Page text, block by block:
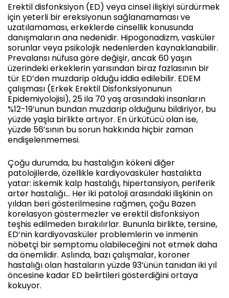
Erektil disfonksiyon (ED) veya cinsel ilişkiyi sürdürmek
için yeterli bir ereksiyonun sağlanamaması ve
uzatılamaması, erkeklerde cinsellik konusunda
danışmaların ana nedenidir. Hipogonadizm, vasküler
sorunlar veya psikolojik nedenlerden kaynaklanabilir.
Prevalansı nüfusa göre değişir, ancak 60 yaşın
üzerindeki erkeklerin yarısından biraz fazlasının bir
tür ED’den muzdarip olduğu iddia edilebilir. EDEM
çalışması (Erkek Erektil Disfonksiyonunun
Epidemiyolojisi), 25 ila 70 yaş arasındaki insanların
%12-19’unun bundan muzdarip olduğunu bildiriyor, bu
yüzde yaşla birlikte artıyor. En ürkütücü olan ise,
yüzde 56’sının bu sorun hakkında hiçbir zaman
endişelenmemesi.
Çoğu durumda, bu hastalığın kökeni diğer
patolojilerde, özellikle kardiyovasküler hastalıkta
yatar: iskemik kalp hastalığı, hipertansiyon, periferik
arter hastalığı… Her iki patoloji arasındaki ilişkinin on
yıldan beri gösterilmesine rağmen, çoğu Bazen
korelasyon göstermezler ve erektil disfonksiyon
teşhis edilmeden bırakılırlar. Bununla birlikte, tersine,
ED’nin kardiyovasküler problemlerin ve inmenin
nöbetçi bir semptomu olabileceğini not etmek daha
da önemlidir. Aslında, bazı çalışmalar, koroner
hastalığı olan hastaların yüzde 93’ünün tanıdan iki yıl
öncesine kadar ED belirtileri gösterdiğini ortaya
kokuyor.